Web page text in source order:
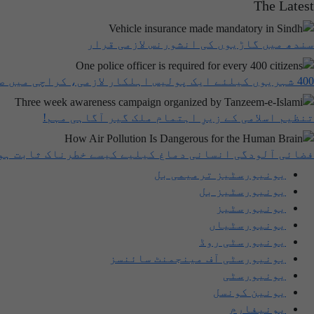
The Latest
سندھ میں گاڑیوں کی انشورنس لازمی قرار
400 شہریوں کیلئے ایک پولیس اہلکار لازمی، کراچی میں صورتحال کیا ہے؟
تنظیم اسلامی کے زیرِ اہتمام ملک گیر آگاہی مہم!
فضائی آلودگی انسانی دماغ کیلیے کیسے خطرناک ثابت
یونیورسٹیز ترمیمی بل
یونیورسٹیز بل
یونیورسٹیز
یونیورسٹیاں
یونیورسٹی روڈ
یونیورسٹی آف مینجمنٹ سائنسز
یونیورسٹی
یونین کونسل
یونیفارم